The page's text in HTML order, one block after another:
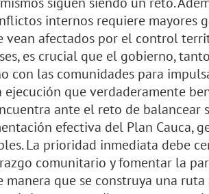
internos requiere mayores
vean afectados por el control
es crucial que el gobierno,
con las comunidades para
que verdaderamente
ante el reto de balancear
efectiva del Plan Cauca,
La prioridad inmediata debe
comunitario y fomentar la
que se construya una ruta